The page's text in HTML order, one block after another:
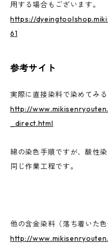
用する場合もございます。
https://
61
参考サイト
実際に直接染料で染めてみる
http://
_direct.html
綿の染色手順ですが、酸性
同じ作業工程です。
他の含金染料（落ち着いた色
http://